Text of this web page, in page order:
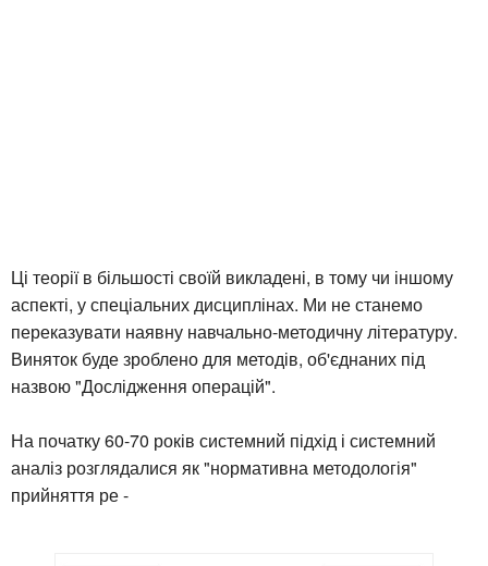
Ці теорії в більшості своїй викладені, в тому чи іншому
аспекті, у спеціальних дисциплінах. Ми не станемо
переказувати наявну навчально-методичну літературу.
Виняток буде зроблено для методів, об'єднаних під
назвою "Дослідження операцій".
На початку 60-70 років системний підхід і системний
аналіз розглядалися як "нормативна методологія"
прийняття ре -